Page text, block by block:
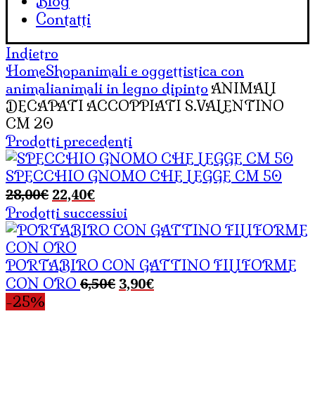
Contatti
Indietro
HomeShopanimali e oggettistica con
animalianimali in legno dipinto ANIMALI
DECAPATI ACCOPPIATI S.VALENTINO
CM 20
Prodotti precedenti
SPECCHIO GNOMO CHE LEGGE CM 50
28,00€ Il
prezzo
originale
era:
28,00€.
22,40€Il
prezzo
attuale
22,40€.
Prodotti successivi
PORTABIRO CON GATTINO FILIFORME
CON ORO 6,50€ Il
3,90€Il
-25%